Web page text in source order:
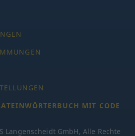
MIT CODE
Langenscheidt GmbH, Alle Rechte